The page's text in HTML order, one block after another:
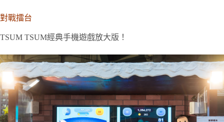
對戰擂台
TSUM TSUM經典手機遊戲放大版！